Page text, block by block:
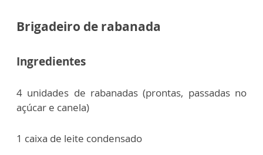
Brigadeiro de rabanada
Ingredientes
4 unidades de rabanadas (prontas, passadas no
açúcar e canela)
1 caixa de leite condensado